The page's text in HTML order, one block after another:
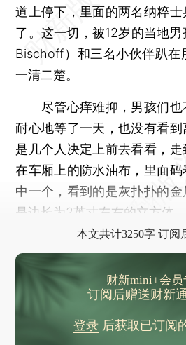
道上停下，里面的两名纳粹
了。这一切，被12岁的当地男
Bischoff）和三名小伙伴趴在
一清二楚。
尽管心痒难抑，男孩们也
耐心地等了一天，也没有看
是几个人决定上前去看看，
在车厢上的防水油布，里面
中一个，看到的是灰扑扑的
是边长为2英寸左右的立方体。
本文共计3250字 订阅
财新mini+会员
订阅后赠送财新
登录后获取已订阅